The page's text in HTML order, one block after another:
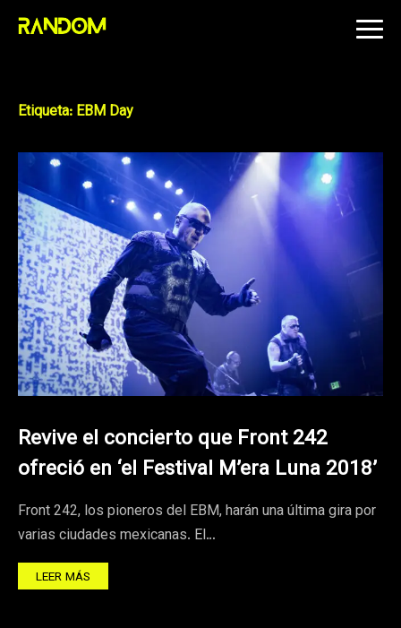
Skip
Etiqueta: EBM Day
Revive el concierto que Front 242
ofreció en ‘el Festival M’era Luna 2018’
Front 242, los pioneros del EBM, harán una última gira por
varias ciudades mexicanas. El…
LEER MÁS